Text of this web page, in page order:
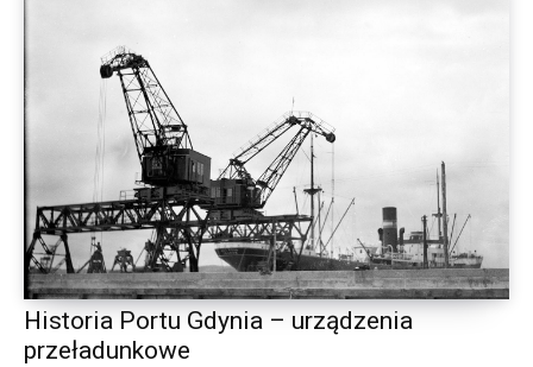
Historia Portu Gdynia – urządzenia
przeładunkowe